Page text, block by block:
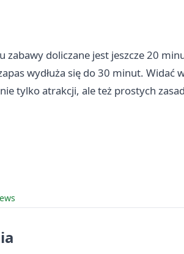
zabawy doliczane jest jeszcze 20
wydłuża się do 30 minut. Widać
tylko atrakcji, ale też prostych